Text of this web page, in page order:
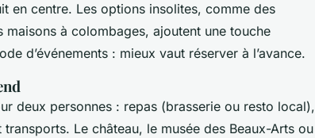
en centre. Les options insolites, comme des
maisons à colombages, ajoutent une touche
d’événements : mieux vaut réserver à l’avance.
deux personnes : repas (brasserie ou resto local),
transports. Le château, le musée des Beaux-Arts ou